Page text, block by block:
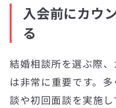
入会前にカウ
る
結婚相談所を選ぶ際
は非常に重要です。
談や初回面談を実施